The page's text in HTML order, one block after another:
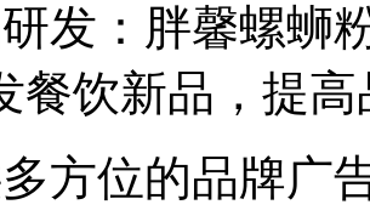
发：胖馨螺蛳
餐饮新品，提
方位的品牌广